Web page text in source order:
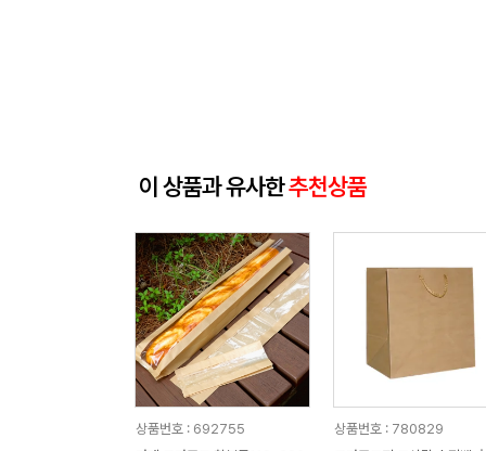
이 상품과 유사한추천상품
상품번호 : 692755
상품번호 : 780829